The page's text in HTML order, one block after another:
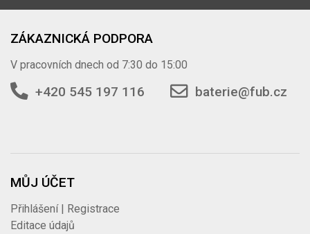
ZÁKAZNICKÁ PODPORA
V pracovních dnech od 7:30 do 15:00
+420 545 197 116 baterie@fub.cz
MŮJ ÚČET
Přihlášení | Registrace
Editace údajů